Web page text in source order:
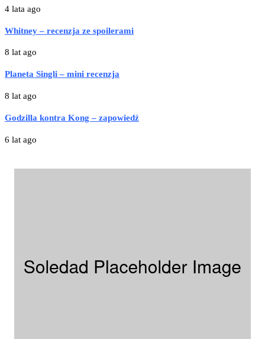
4 lata ago
Whitney – recenzja ze spoilerami
8 lat ago
Planeta Singli – mini recenzja
8 lat ago
Godzilla kontra Kong – zapowiedź
6 lat ago